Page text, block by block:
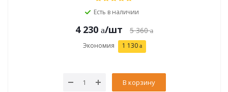
Есть в наличии
4 230 /шт 5 360
Экономия 1 130
В корзину